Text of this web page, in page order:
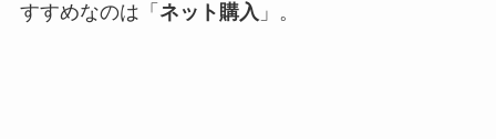
すすめなのは「 ネット購入 」。